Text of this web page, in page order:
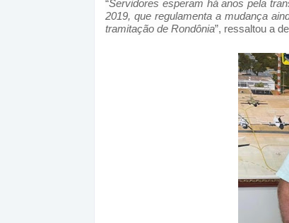
“Servidores esperam há anos pela
2019, que regulamenta a mudança
tramitação de Rondônia”, ressaltou a